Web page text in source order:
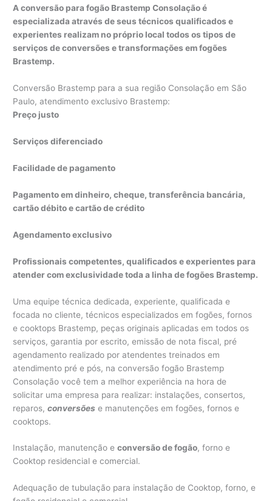
A conversão para fogão Brastemp Consolação é
especializada através de seus técnicos qualificados e
experientes realizam no próprio local todos os tipos de
serviços de conversões e transformações em fogões
Brastemp.
Conversão Brastemp para a sua região Consolação em São
Paulo, atendimento exclusivo Brastemp:
Preço justo
Serviços diferenciado
Facilidade de pagamento
Pagamento em dinheiro, cheque, transferência bancária,
cartão débito e cartão de crédito
Agendamento exclusivo
Profissionais competentes, qualificados e experientes para
atender com exclusividade toda a linha de fogões Brastemp.
Uma equipe técnica dedicada, experiente, qualificada e
focada no cliente, técnicos especializados em fogões, fornos
e cooktops Brastemp, peças originais aplicadas em todos os
serviços, garantia por escrito, emissão de nota fiscal, pré
agendamento realizado por atendentes treinados em
atendimento pré e pós, na conversão fogão Brastemp
Consolação você tem a melhor experiência na hora de
solicitar uma empresa para realizar: instalações, consertos,
reparos,conversões e manutenções em fogões, fornos e
cooktops.
Instalação, manutenção​ econversão de fogão, forno e
Cooktop residencial e comercial.
Adequação de tubulação para instalação de Cooktop, forno, e